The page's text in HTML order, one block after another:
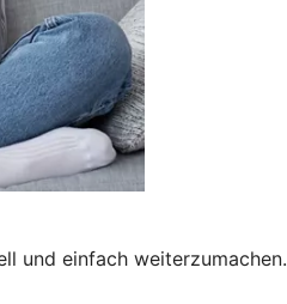
und einfach weiterzumachen.